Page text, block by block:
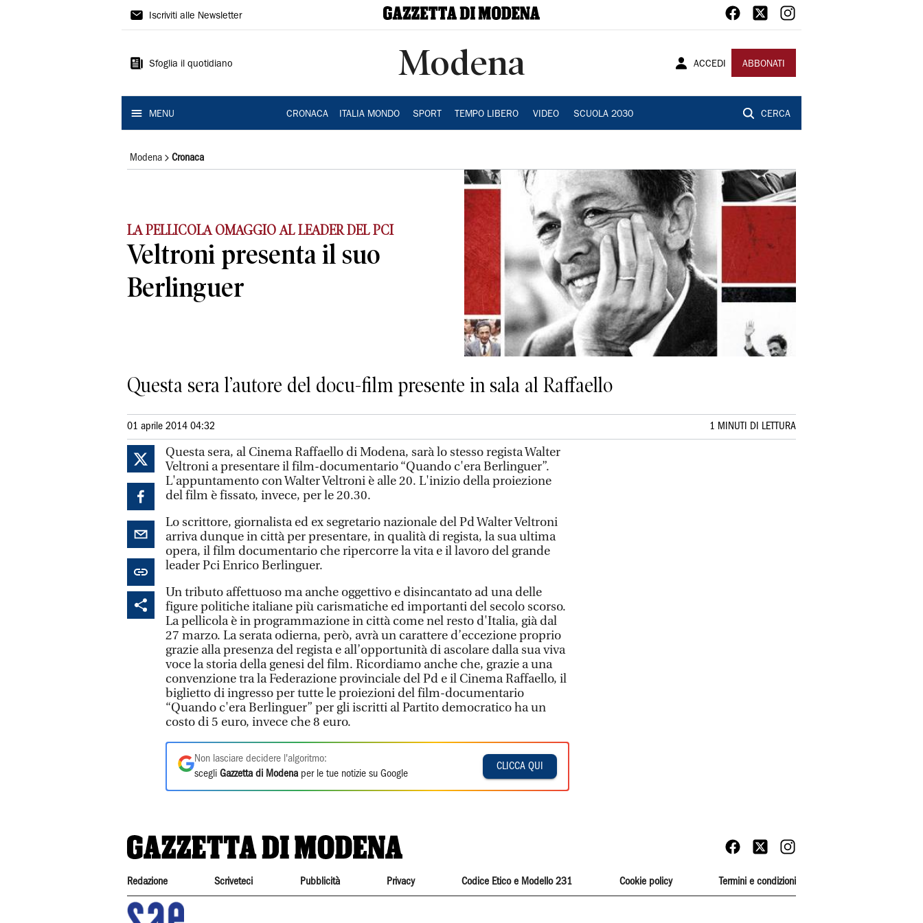
Gazzetta
Modena
Iscriviti alle Newsletter
Sfoglia il quotidiano Modena ACCEDI ABBONATI
MENU CRONACA ITALIA MONDO SPORT TEMPO LIBERO VIDEO SCUOLA 2030 CERCA
Modena Cronaca
LA PELLICOLA OMAGGIO AL LEADER DEL PCI
Veltroni presenta il suo
Berlinguer
Questa sera l’autore del docu-film presente in sala al Raffaello
01 aprile 2014 04:32 1 MINUTI DI LETTURA
Questa sera, al Cinema Raffaello di Modena, sarà lo stesso regista Walter
Veltroni a presentare il film-documentario “Quando c'era Berlinguer”.
L'appuntamento con Walter Veltroni è alle 20. L'inizio della proiezione
del film è fissato, invece, per le 20.30.
Lo scrittore, giornalista ed ex segretario nazionale del Pd Walter Veltroni
arriva dunque in città per presentare, in qualità di regista, la sua ultima
opera, il film documentario che ripercorre la vita e il lavoro del grande
leader Pci Enrico Berlinguer.
Un tributo affettuoso ma anche oggettivo e disincantato ad una delle
figure politiche italiane più carismatiche ed importanti del secolo scorso.
La pellicola è in programmazione in città come nel resto d'Italia, già dal
27 marzo. La serata odierna, però, avrà un carattere d’eccezione proprio
grazie alla presenza del regista e all’opportunità di ascolare dalla sua viva
voce la storia della genesi del film. Ricordiamo anche che, grazie a una
convenzione tra la Federazione provinciale del Pd e il Cinema Raffaello, il
biglietto di ingresso per tutte le proiezioni del film-documentario
“Quando c'era Berlinguer” per gli iscritti al Partito democratico ha un
costo di 5 euro, invece che 8 euro.
Non lasciare decidere l'algoritmo:
scegli Gazzetta di Modena per le tue notizie su Google
CLICCA QUI
Redazione Scriveteci Pubblicità Privacy Codice Etico e Modello 231 Cookie policy Termini e condizioni